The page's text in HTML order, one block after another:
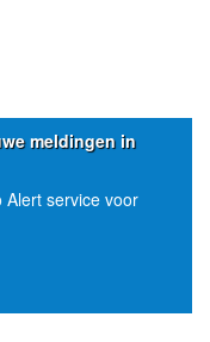
meldingen in
Alert service voor